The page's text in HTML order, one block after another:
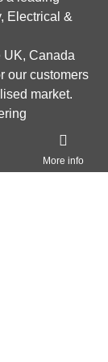
More info
Electrical &
UK, Canada
our customers
market.
and
profitability